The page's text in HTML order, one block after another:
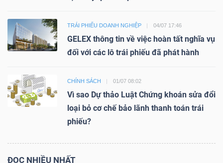
TRÁI PHIẾU DOANH NGHIỆP 04/07 17:46
GELEX thông tin về việc hoàn tất nghĩa vụ
đối với các lô trái phiếu đã phát hành
CHÍNH SÁCH 01/07 08:02
Vì sao Dự thảo Luật Chứng khoán sửa đổi
loại bỏ cơ chế bảo lãnh thanh toán trái
phiếu?
ĐỌC NHIỀU NHẤT